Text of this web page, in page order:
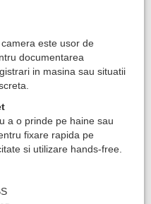
este usor de
documentarea
in masina sau situatii
a o prinde pe haine sau
fixare rapida pe
si utilizare hands-free.